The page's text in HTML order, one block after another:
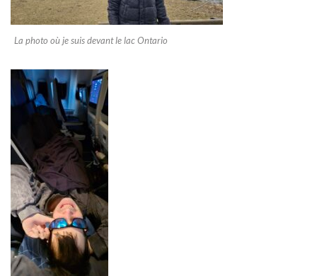
La photo où je suis devant le lac Ontario